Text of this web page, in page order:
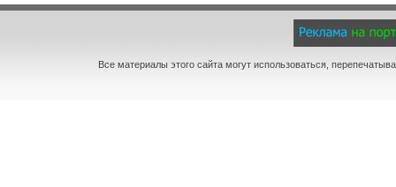
Все материалы этого сайта могут использоваться,